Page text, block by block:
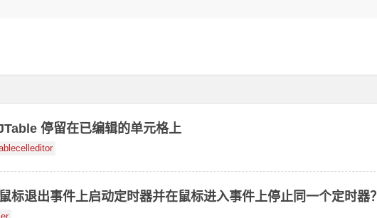
停留在已编辑的单元格上
标退出事件上启动定时器并在鼠标进入事件上停止同一个定时器？